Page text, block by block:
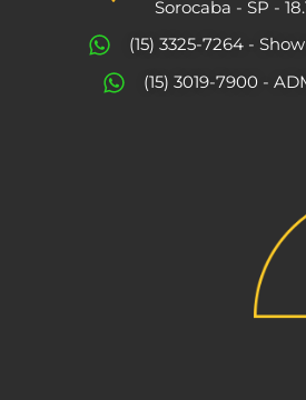
o
o
Sorocaba - SP -
(15) 3325-7264 -
(15) 3019-7900 -